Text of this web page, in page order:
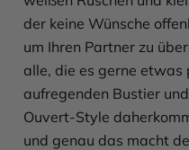
der keine Wünsche
um Ihren Partner zu
alle, die es gerne etwas
aufregenden Bustier
Ouvert-Style
und genau das macht